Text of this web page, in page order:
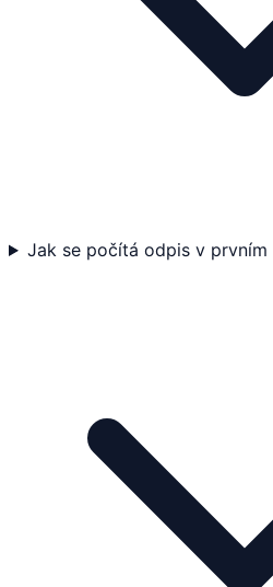
Jak se počítá odpis v prvním